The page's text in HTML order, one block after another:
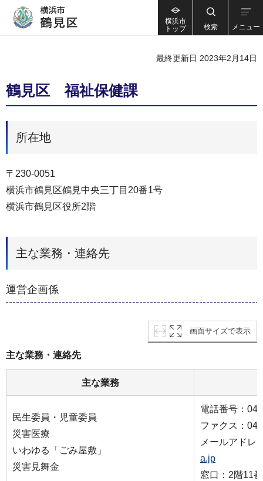
横浜市
トップ
検索 メニュー
最終更新日 2023年2月14日
鶴見区 福祉保健課
所在地
〒230-0051
横浜市鶴見区鶴見中央三丁目20番1号
横浜市鶴見区役所2階
主な業務・連絡先
運営企画係
画面サイズで表示
主な業務・連絡先
主な業務
民生委員・児童委員
災害医療
いわゆる「ごみ屋敷」
災害見舞金
電話番号：
ファクス：
メールアドレ
a.jp
窓口：2階11